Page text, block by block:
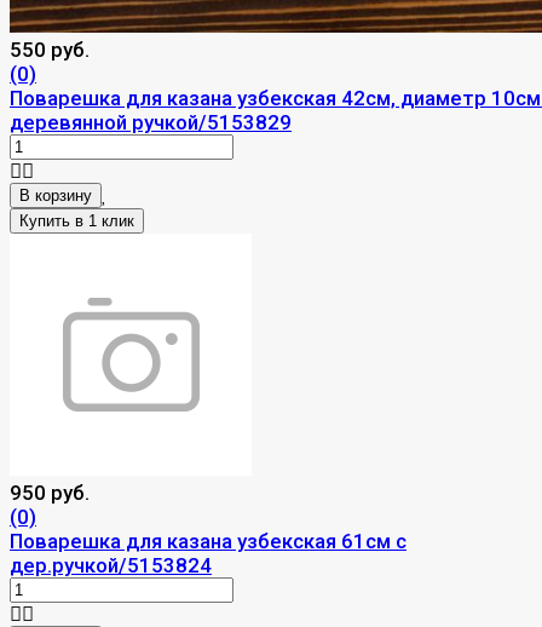
550 руб.
(0)
Поварешка для казана узбекская 42см, диаметр
деревянной ручкой/5153829
В корзину
950 руб.
(0)
Поварешка для казана узбекская 61см с
дер.ручкой/5153824